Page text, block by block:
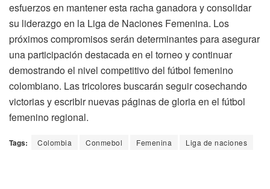
esfuerzos en mantener esta racha ganadora y consolidar
su liderazgo en la Liga de Naciones Femenina. Los
próximos compromisos serán determinantes para asegurar
una participación destacada en el torneo y continuar
demostrando el nivel competitivo del fútbol femenino
colombiano. Las tricolores buscarán seguir cosechando
victorias y escribir nuevas páginas de gloria en el fútbol
femenino regional.
Tags: Colombia Conmebol Femenina Liga de naciones